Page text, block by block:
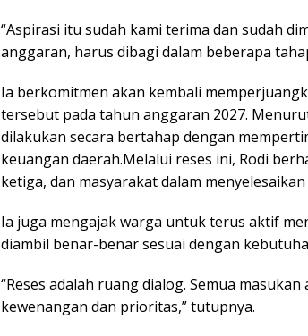
“Aspirasi itu sudah kami terima dan sudah
anggaran, harus dibagi dalam beberapa
‎‎Ia berkomitmen akan kembali
tersebut pada tahun anggaran 2027.
dilakukan secara bertahap dengan
keuangan daerah.‎‎Melalui reses ini, Rodi
ketiga, dan masyarakat dalam
Ia juga mengajak warga untuk terus aktif
diambil benar-benar sesuai dengan
“Reses adalah ruang dialog. Semua
kewenangan dan prioritas,” tutupnya.